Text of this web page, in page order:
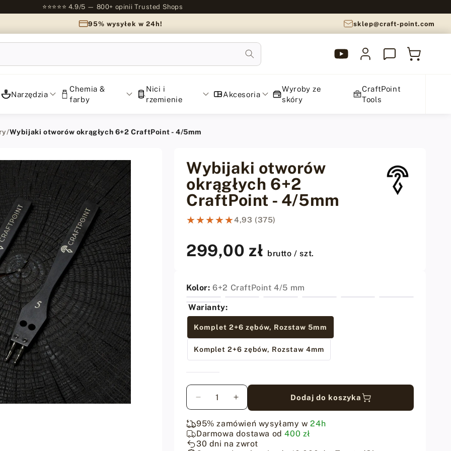
⭐⭐⭐⭐⭐ 4.9/5 — 800+ opinii Trusted Shops
95% wysyłek w 24h! sklep@craft-point.com
YouTube
CraftPoint
Zaloguj
się
Koszyk
Narzędzia
Chemia &
farby
Nici i
rzemienie
Akcesoria
Wyroby ze
skóry
CraftPoint
Tools
/Wybijaki otworów okrągłych 6+2 CraftPoint - 4/5mm
Wybijaki otworów
okrągłych 6+2
CraftPoint - 4/5mm
★★★★★
★★★★★4,93 (375)
Cena
regularna
299,00 zł brutto / szt.
Kolor:6+2 CraftPoint 4/5 mm
Warianty:
Komplet 2+6 zębów, Rozstaw 5mm
Komplet 2+6 zębów, Rozstaw 4mm
Ilość
Zmniejsz
ilość
dla
Wybijaki
otworów
Zwiększ
ilość
dla
Wybijaki
otworów
Dodaj do koszyka
95% zamówień wysyłamy w24h
Darmowa dostawa od400 zł
30 dni na zwrot